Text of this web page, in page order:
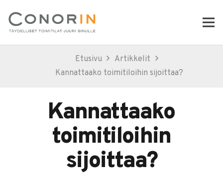
Etusivu
Artikkelit
Kannattaako toimitiloihin sijoittaa?
Kannattaako
toimitiloihin
sijoittaa?